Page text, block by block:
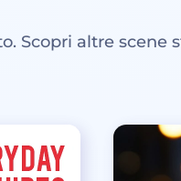
Scopri altre scene